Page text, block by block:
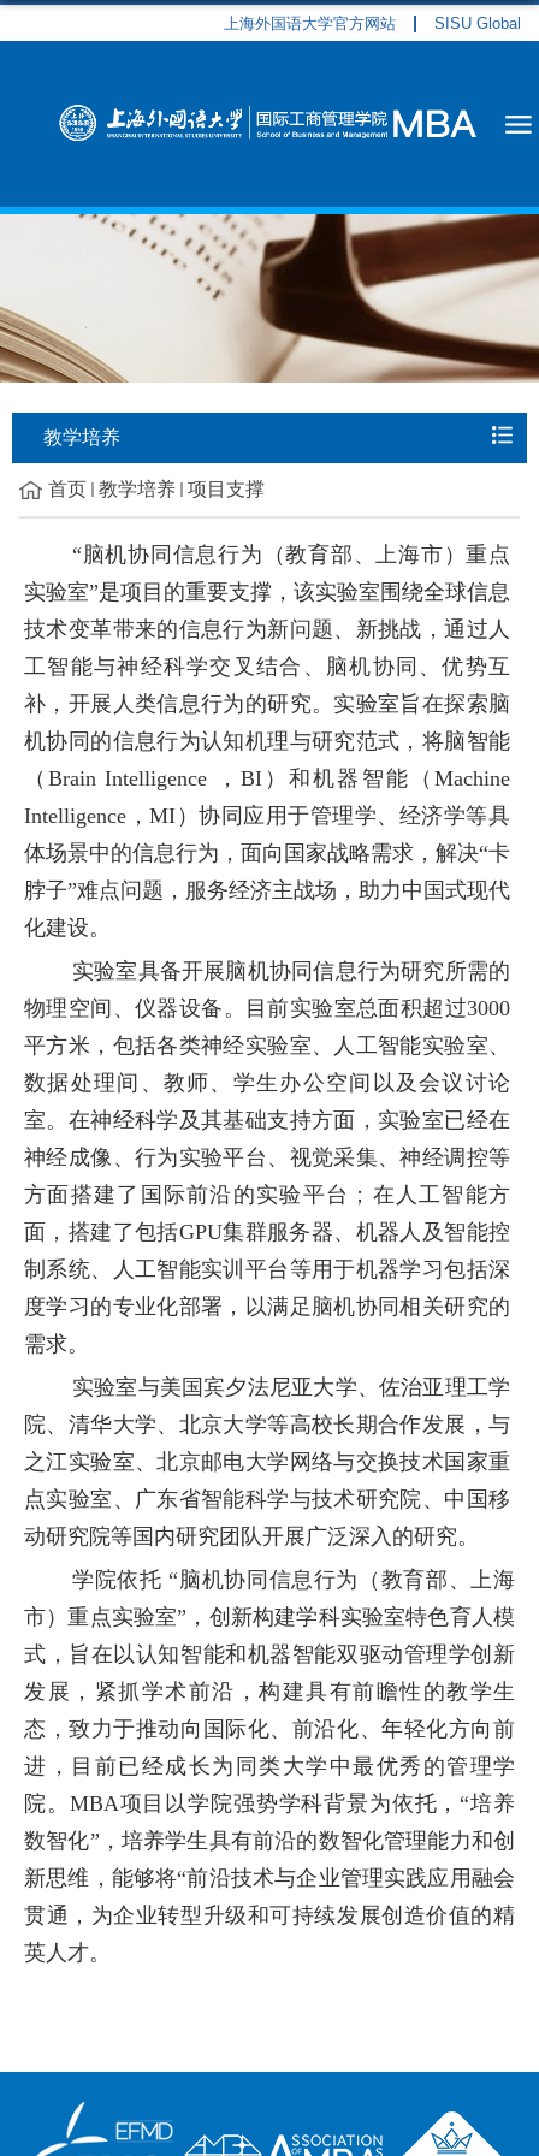
上海外国语大学官方网站 SISU Global
教学培养
首页 教学培养 项目支撑
“脑机协同信息行为（教育部、上海市）重点
实验室”是项目的重要支撑，该实验室围绕全球信息
技术变革带来的信息行为新问题、新挑战，通过人
工智能与神经科学交叉结合、脑机协同、优势互
补，开展人类信息行为的研究。实验室旨在探索脑
机协同的信息行为认知机理与研究范式，将脑智能
（Brain Intelligence ， BI）和机器智能（Machine
Intelligence ，MI ）协同应用于管理学、经济学等具
体场景中的信息行为，面向国家战略需求，解决“卡
脖子”难点问题，服务经济主战场，助力中国式现代
化建设。
实验室具备开展脑机协同信息行为研究所需的
物理空间、仪器设备。目前实验室总面积超过3000
平方米，包括各类神经实验室、人工智能实验室、
数据处理间、教师、学生办公空间以及会议讨论
室。在神经科学及其基础支持方面，实验室已经在
神经成像、行为实验平台、视觉采集、神经调控等
方面搭建了国际前沿的实验平台；在人工智能方
面，搭建了包括GPU集群服务器、机器人及智能控
制系统、人工智能实训平台等用于机器学习包括深
度学习的专业化部署，以满足脑机协同相关研究的
需求。
实验室与美国宾夕法尼亚大学、佐治亚理工学
院、清华大学、北京大学等高校长期合作发展，与
之江实验室、北京邮电大学网络与交换技术国家重
点实验室、广东省智能科学与技术研究院、中国移
动研究院等国内研究团队开展广泛深入的研究。
学院依托 “脑机协同信息行为（教育部、上海
市）重点实验室”，创新构建学科实验室特色育人模
式，旨在以认知智能和机器智能双驱动管理学创新
发展，紧抓学术前沿，构建具有前瞻性的教学生
态，致力于推动向国际化、前沿化、年轻化方向前
进，目前已经成长为同类大学中最优秀的管理学
院。 MBA项目以学院强势学科背景为依托，“培养
数智化”，培养学生具有前沿的数智化管理能力和创
新思维，能够将“前沿技术与企业管理实践应用融会
贯通，为企业转型升级和可持续发展创造价值的精
英人才。